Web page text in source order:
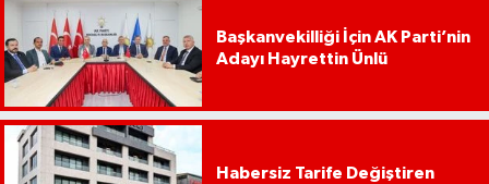
Başkanvekilliği İçin AK Parti’nin
Adayı Hayrettin Ünlü
Habersiz Tarife Değiştiren